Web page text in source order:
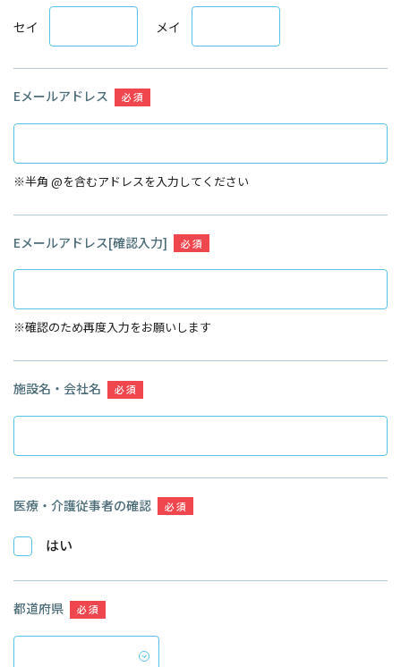
セイ メイ
Eメールアドレス 必 須
※半角 @を含むアドレスを入力してください
Eメールアドレス[確認入力] 必 須
※確認のため再度入力をお願いします
施設名・会社名 必 須
医療・介護従事者の確認 必 須
はい
都道府県 必 須